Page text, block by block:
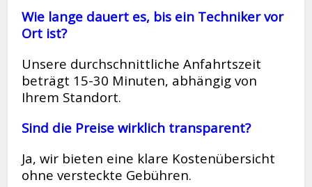
Wie lange dauert es, bis ein Techniker vor
Ort ist?
Unsere durchschnittliche Anfahrtszeit
beträgt 15-30 Minuten, abhängig von
Ihrem Standort.
Sind die Preise wirklich transparent?
Ja, wir bieten eine klare Kostenübersicht
ohne versteckte Gebühren.